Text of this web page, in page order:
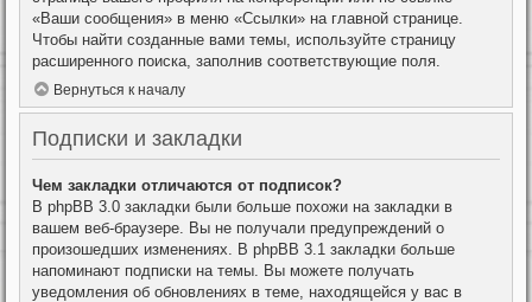
«Ваши сообщения» в меню «Ссылки» на главной странице.
Чтобы найти созданные вами темы, используйте страницу
расширенного поиска, заполнив соответствующие поля.
Вернуться к началу
Подписки и закладки
Чем закладки отличаются от подписок?
В phpBB 3.0 закладки были больше похожи на закладки в
вашем веб-браузере. Вы не получали предупреждений о
произошедших изменениях. В phpBB 3.1 закладки больше
напоминают подписки на темы. Вы можете получать
уведомления об обновлениях в теме, находящейся у вас в